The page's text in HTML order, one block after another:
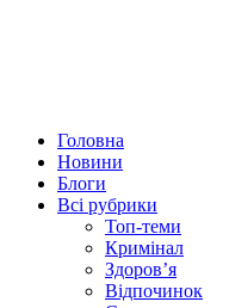
Головна
Новини
Блоги
Всі рубрики
Топ-теми
Кримінал
Здоров’я
Відпочинок